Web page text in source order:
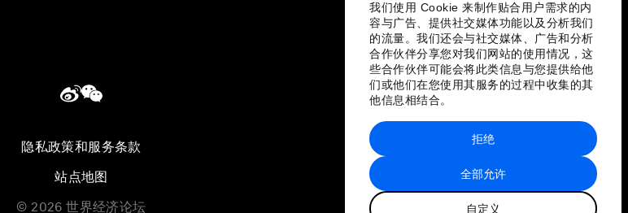
我们使用 Cookie 来制作贴合用户需求的内
容与广告、提供社交媒体功能以及分析我们
的流量。我们还会与社交媒体、广告和分析
合作伙伴分享您对我们网站的使用情况，这
些合作伙伴可能会将此类信息与您提供给他
们或他们在您使用其服务的过程中收集的其
他信息相结合。
全部允许
自定义
拒绝
隐私政策和服务条款
站点地图
© 2026 世界经济论坛